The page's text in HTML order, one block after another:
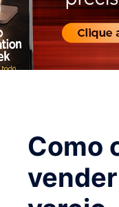
Como